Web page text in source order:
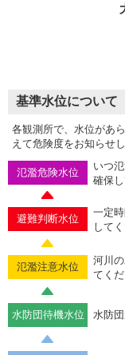
基準水位について
各観測所で、水位があ
えて危険度をお知らせし
氾濫危険水位
いつ
確保し
避難判断水位
一定
してく
氾濫注意水位
河川
てくだ
水防団待機水位 水防